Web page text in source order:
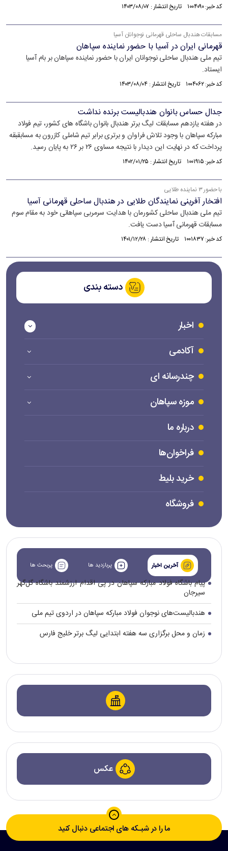
کد خبر: ۱۰۰۴۰۹۰ تاریخ انتشار : ۱۴۰۳/۰۸/۰۷
مسابقات هندبال ساحلی قهرمانی نوجوانان آسیا
قهرمانی ایران در آسیا با حضور نماینده سپاهان
تیم ملی هندبال ساحلی نوجوانان ایران با حضور نماینده سپاهان بر بام آسیا
ایستاد.
کد خبر: ۱۰۰۴۰۶۲ تاریخ انتشار : ۱۴۰۳/۰۸/۰۴
جدال حساس بانوان هندبالیست برنده نداشت
در هفته یازدهم مسابقات لیگ برتر هندبال بانوان باشگاه های کشور، تیم فولاد
مبارکه سپاهان با وجود تلاش فراوان و برتری برابر تیم شاملی کازرون به مسابقبقه
پرداخت که در نهایت این دیدار با نتیجه مساوی ۲۶ بر ۲۶ به پایان رسید.
کد خبر: ۱۰۰۱۹۱۵ تاریخ انتشار : ۱۴۰۲/۰۱/۲۵
با حضور ۳ نماینده طلایی
افتخار آفرینی نمایندگان طلایی در هندبال ساحلی قهرمانی آسیا
تیم ملی هندبال ساحلی کشورمان با هدایت سرمربی سپاهانی خود به مقام سوم
مسابقات قهرمانی آسیا دست یافت.
کد خبر: ۱۰۰۱۸۳۷ تاریخ انتشار : ۱۴۰۱/۱۲/۲۸
دسته بندی
اخبار
آکادمی
چندرسانه ای
موزه سپاهان
درباره ما
فراخوان‌ها
خرید بلیط
فروشگاه
آخرین اخبار پربازدید ها پربحث ها
پیام باشگاه فولاد مبارکه سپاهان در پی اقدام ارزشمند باشگاه گل‌گهر
سیرجان
هندبالیست‌های نوجوان فولاد مبارکه سپاهان در اردوی تیم ملی
زمان و محل برگزاری سه هفته ابتدایی لیگ برتر خلیج فارس
عکس
ما را در شبـکه های اجتماعی دنبال کنید